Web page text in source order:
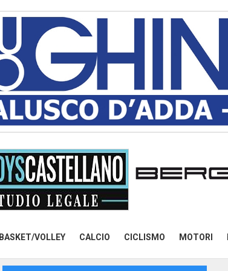
BASKET/VOLLEY CALCIO CICLISMO MOTORI